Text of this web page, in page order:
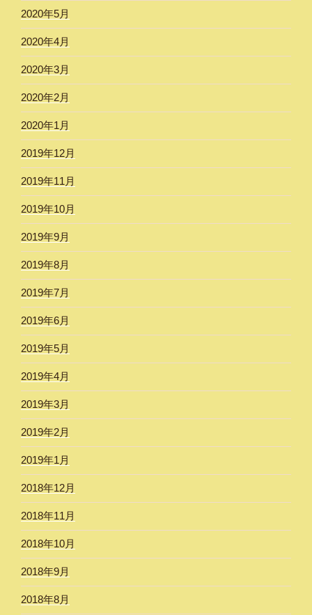
2020年5月
2020年4月
2020年3月
2020年2月
2020年1月
2019年12月
2019年11月
2019年10月
2019年9月
2019年8月
2019年7月
2019年6月
2019年5月
2019年4月
2019年3月
2019年2月
2019年1月
2018年12月
2018年11月
2018年10月
2018年9月
2018年8月